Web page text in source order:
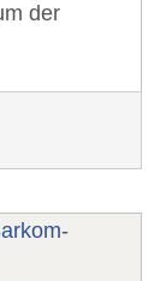
der